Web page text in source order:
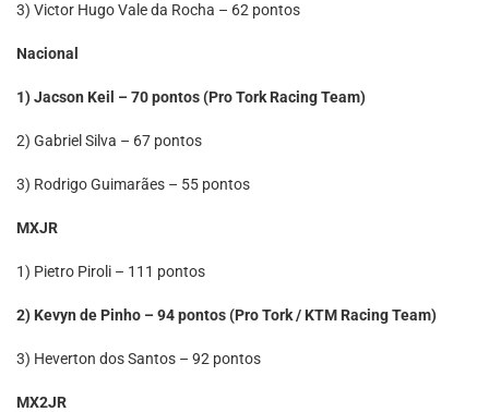
3) Victor Hugo Vale da Rocha – 62 pontos
Nacional
1) Jacson Keil – 70 pontos (Pro Tork Racing Team)
2) Gabriel Silva – 67 pontos
3) Rodrigo Guimarães – 55 pontos
MXJR
1) Pietro Piroli – 111 pontos
2) Kevyn de Pinho – 94 pontos (Pro Tork / KTM Racing Team)
3) Heverton dos Santos – 92 pontos
MX2JR